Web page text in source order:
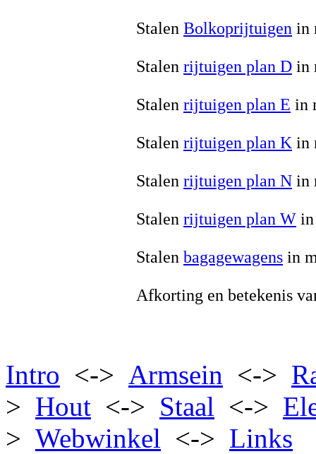
Stalen Bolkoprijtuigen in
Stalen rijtuigen plan D in
Stalen rijtuigen plan E in
Stalen rijtuigen plan K in
Stalen rijtuigen plan N in
Stalen rijtuigen plan W
Stalen bagagewagens in
Afkorting en betekenis
Intro <-> Armsein <->
> Hout <-> Staal <->
> Webwinkel <-> Links